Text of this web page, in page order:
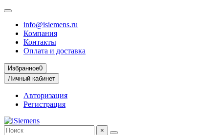
info@isiemens.ru
Компания
Контакты
Оплата и доставка
Избранное0
Личный кабинет
Авторизация
Регистрация
×